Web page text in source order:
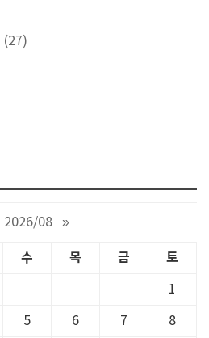
(27)
2026/08 »
수 목 금 토
1
5 6 7 8